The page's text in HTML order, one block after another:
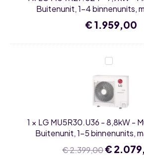
1-
4
41kBTU
Buitenunit, 1-4 binnenunits,
€ 1.959,00
LG
-
8,8kW
-
Multi
F
Airco
1-
5
1 × LG MU5R30.U36 - 8,8kW -
Buitenunit, 1-5 binnenunits,
€2.399,00€